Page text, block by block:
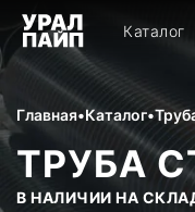
Каталог
Главная•Каталог•
ТРУБА
В НАЛИЧИИ НА